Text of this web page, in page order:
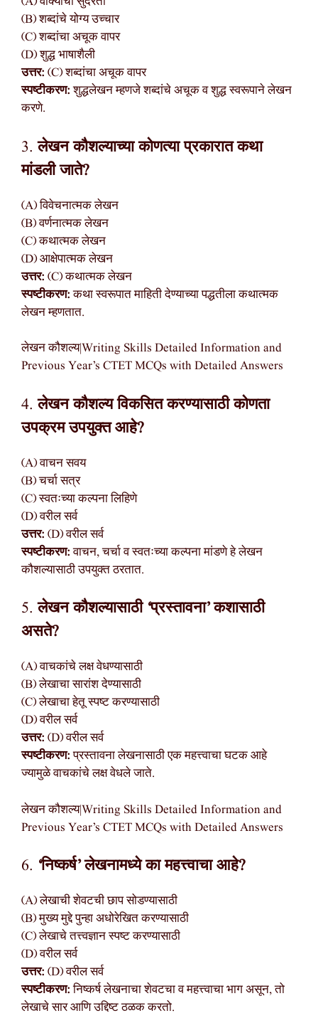
(B) शब्दांचे योग्य उच्चार
(C) शब्दांचा अचूक वापर
(D) शुद्ध भाषाशैली
उत्तर: (C) शब्दांचा अचूक वापर
स्पष्टीकरण:शुद्धलेखन म्हणजे शब्दांचे अचूक व शुद्ध स्वरूपाने लेखन
करणे.
3.लेखन कौशल्याच्या कोणत्या प्रकारात कथा
मांडली जाते?
(A) विवेचनात्मक लेखन
(B) वर्णनात्मक लेखन
(C) कथात्मक लेखन
(D) आक्षेपात्मक लेखन
उत्तर: (C) कथात्मक लेखन
स्पष्टीकरण:कथा स्वरूपात माहिती देण्याच्या पद्धतीला कथात्मक
लेखन म्हणतात.
लेखन कौशल्य|Writing Skills Detailed Information and
Previous Year’s CTET MCQs with Detailed Answers
4.लेखन कौशल्य विकसित करण्यासाठी कोणता
उपक्रम उपयुक्त आहे?
(A) वाचन सवय
(B) चर्चा सत्र
(C) स्वतःच्या कल्पना लिहिणे
(D) वरील सर्व
उत्तर: (D) वरील सर्व
स्पष्टीकरण:वाचन, चर्चा व स्वतःच्या कल्पना मांडणे हे लेखन
कौशल्यासाठी उपयुक्त ठरतात.
5.लेखन कौशल्यासाठी ‘प्रस्तावना’ कशासाठी
असते?
(A) वाचकांचे लक्ष वेधण्यासाठी
(B) लेखाचा सारांश देण्यासाठी
(C) लेखाचा हेतू स्पष्ट करण्यासाठी
(D) वरील सर्व
उत्तर: (D) वरील सर्व
स्पष्टीकरण:प्रस्तावना लेखनासाठी एक महत्त्वाचा घटक आहे
ज्यामुळे वाचकांचे लक्ष वेधले जाते.
लेखन कौशल्य|Writing Skills Detailed Information and
Previous Year’s CTET MCQs with Detailed Answers
6. ‘निष्कर्ष’ लेखनामध्ये का महत्त्वाचा आहे?
(A) लेखाची शेवटची छाप सोडण्यासाठी
(B) मुख्य मुद्दे पुन्हा अधोरेखित करण्यासाठी
(C) लेखाचे तत्त्वज्ञान स्पष्ट करण्यासाठी
(D) वरील सर्व
उत्तर: (D) वरील सर्व
स्पष्टीकरण:निष्कर्ष लेखनाचा शेवटचा व महत्त्वाचा भाग असून, तो
लेखाचे सार आणि उद्दिष्ट ठळक करतो.